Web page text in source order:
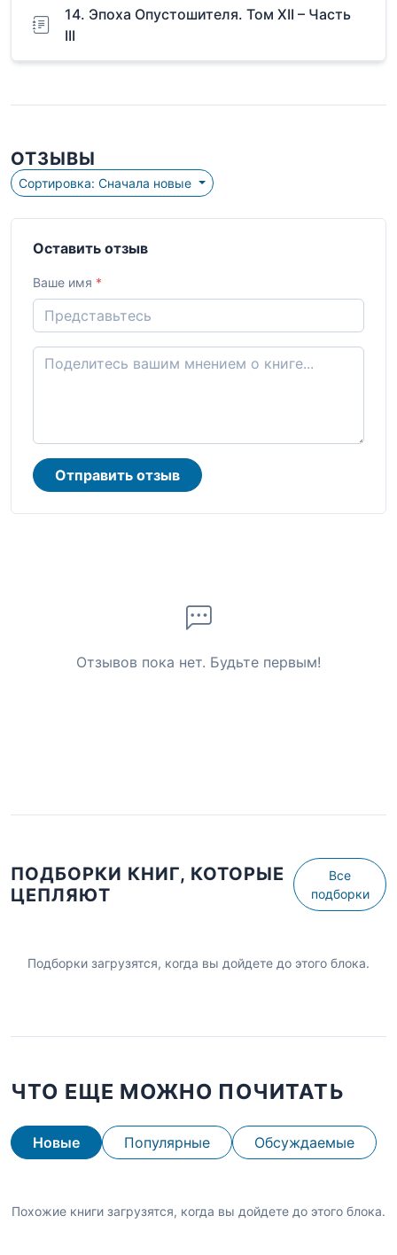
14. Эпоха Опустошителя. Том XII – Часть
III
ОТЗЫВЫ
Сортировка: Сначала новые
Оставить отзыв
Ваше имя *
Отправить отзыв
Отзывов пока нет. Будьте первым!
ПОДБОРКИ КНИГ, КОТОРЫЕ
ЦЕПЛЯЮТ
Все
подборки
Подборки загрузятся, когда вы дойдете до этого блока.
ЧТО ЕЩЕ МОЖНО ПОЧИТАТЬ
Новые Популярные Обсуждаемые
Похожие книги загрузятся, когда вы дойдете до этого блока.